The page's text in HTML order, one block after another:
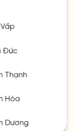
Đức
Thạnh
Hòa
Dương